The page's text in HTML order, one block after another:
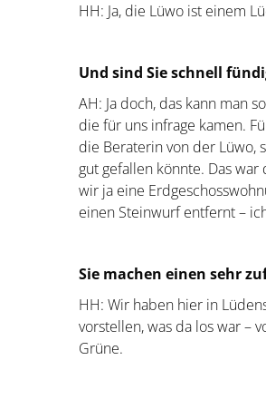
HH: Ja, die Lüwo ist einem
Und sind Sie schnell
AH: Ja doch, das kann man
die für uns infrage kamen.
die Beraterin von der Lüwo,
gut gefallen könnte. Das
wir ja eine
einen Steinwurf entfernt –
Sie machen einen sehr
HH: Wir haben hier in
vorstellen, was da los war –
Grüne.